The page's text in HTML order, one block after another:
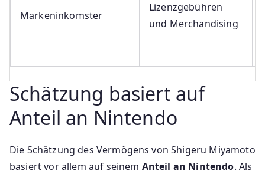
Markeninkomster
Lizenzgebühren
und Merchandising
Schätzung basiert auf
Anteil an Nintendo
Die Schätzung des Vermögens von Shigeru Miyamoto
basiert vor allem auf seinem Anteil an Nintendo. Als